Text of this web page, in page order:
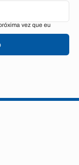
vez que eu